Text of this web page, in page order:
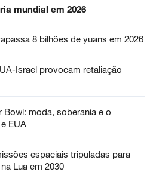
mundial em 2026
8 bilhões de yuans em 2026
Israel provocam retaliação
Bowl: moda, soberania e o
EUA
espaciais tripuladas para
Lua em 2030